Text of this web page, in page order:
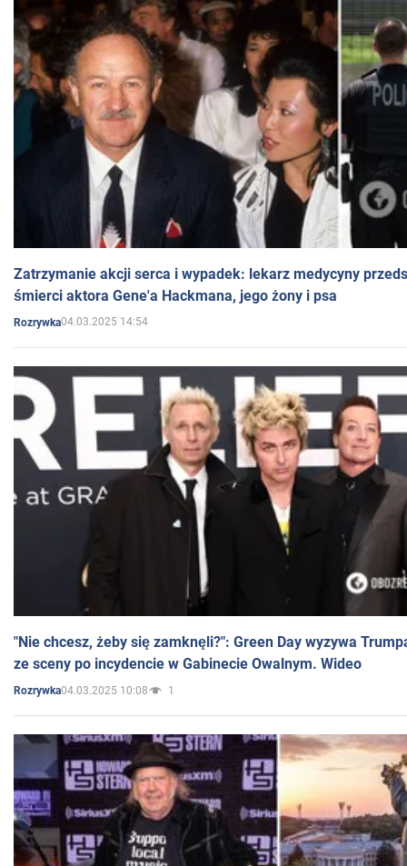
Zatrzymanie akcji serca i wypadek: lekarz medycyny
śmierci aktora Gene'a Hackmana, jego żony i psa
Rozrywka04.03.2025 14:54
"Nie chcesz, żeby się zamknęli?": Green Day wyzywa
ze sceny po incydencie w Gabinecie Owalnym. Wideo
Rozrywka04.03.2025 10:08 1